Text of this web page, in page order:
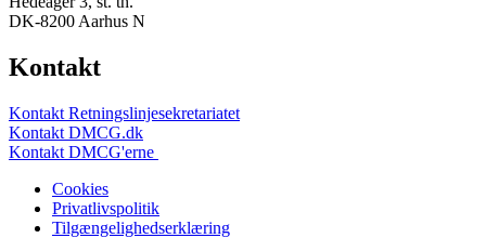
DK-8200 Aarhus N
Kontakt
Kontakt Retningslinjesekretariatet
Kontakt DMCG.dk
Kontakt DMCG'erne
Cookies
Privatlivspolitik
Tilgængelighedserklæring